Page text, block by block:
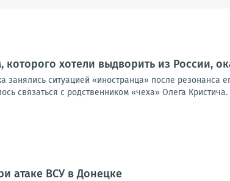
хотели выдворить из России,
занялись ситуацией «иностранца» после резонанса
связаться с родственником «чеха» Олега
атаке ВСУ в Донецке